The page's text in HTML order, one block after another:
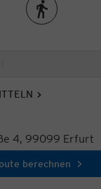
per ZugRoute zu Fuß
4, 99099 Erfurt
berechnen